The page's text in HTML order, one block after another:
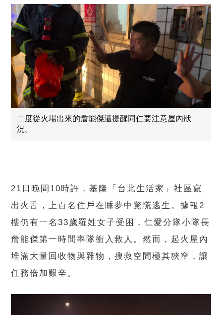
二度從火場出來的詹能傑還提醒同仁要注意屋內狀
況。
21日晚間10時許，基隆「台北生活家」社區竄
出火舌，上百名住戶在睡夢中驚慌逃生。據報2
樓仍有一名33歲羅姓女子受困，仁愛分隊小隊長
詹能傑第一時間率隊衝入救人。然而，起火屋內
堆滿大量回收物與雜物，搜救空間極其狹窄，讓
任務倍加艱辛。